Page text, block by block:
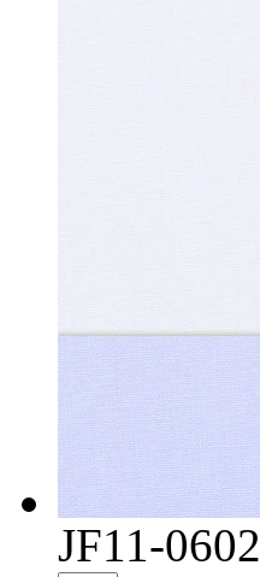
JF11-0602